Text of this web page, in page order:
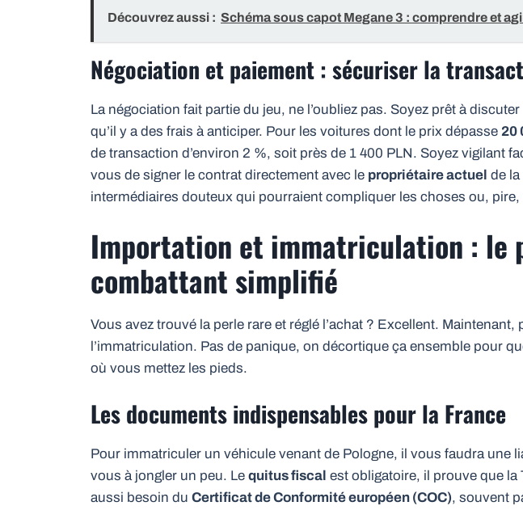
Découvrez aussi : Schéma sous capot Megane 3 : comprendre et
Négociation et paiement : sécuriser la
La négociation fait partie du jeu, ne l’oubliez pas. Soyez prêt à
qu’il y a des frais à anticiper. Pour les voitures dont le prix dépasse 20
de transaction d’environ 2 %, soit près de 1 400 PLN. Soyez vigilant
vous de signer le contrat directement avec le propriétaire actuel de
intermédiaires douteux qui pourraient compliquer les choses ou,
Importation et immatriculation : le
combattant simplifié
Vous avez trouvé la perle rare et réglé l’achat ? Excellent. Maintenant,
l’immatriculation. Pas de panique, on décortique ça ensemble pour
où vous mettez les pieds.
Les documents indispensables pour la France
Pour immatriculer un véhicule venant de Pologne, il vous faudra une
vous à jongler un peu. Le quitus fiscal est obligatoire, il prouve que la
aussi besoin du Certificat de Conformité européen (COC), souvent